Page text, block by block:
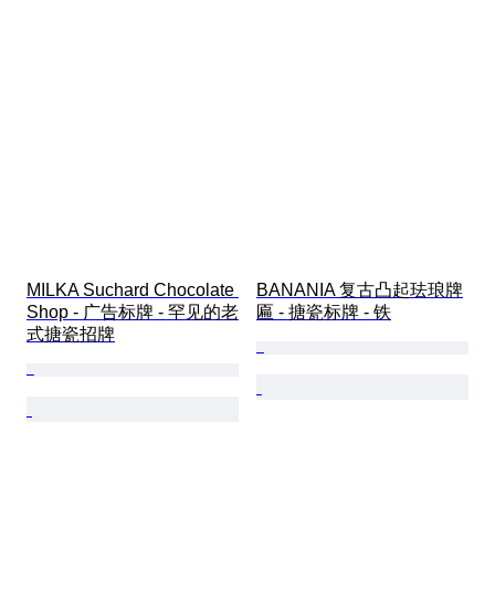
MILKA Suchard Chocolate
Shop - 广告标牌 - 罕见的老
式搪瓷招牌
BANANIA 复古凸起珐琅牌
匾 - 搪瓷标牌 - 铁